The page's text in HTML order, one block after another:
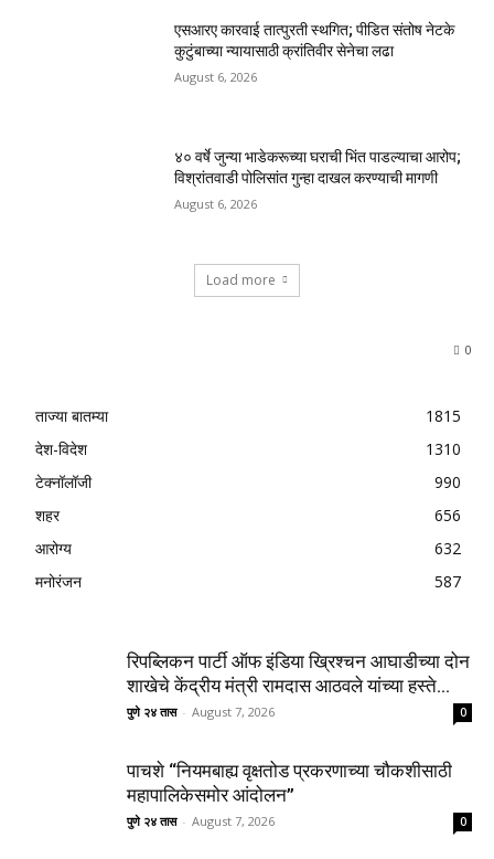
एसआरए कारवाई तात्पुरती स्थगित; पीडित संतोष नेटके
कुटुंबाच्या न्यायासाठी क्रांतिवीर सेनेचा लढा
August 6, 2026
४० वर्षे जुन्या भाडेकरूच्या घराची भिंत पाडल्याचा आरोप;
विश्रांतवाडी पोलिसांत गुन्हा दाखल करण्याची मागणी
August 6, 2026
Load more
0
ताज्या बातम्या
1815
देश-विदेश
1310
टेक्नॉलॉजी
990
शहर
656
आरोग्य
632
मनोरंजन
587
रिपब्लिकन पार्टी ऑफ इंडिया ख्रिश्चन आघाडीच्या दोन
शाखेचे केंद्रीय मंत्री रामदास आठवले यांच्या हस्ते...
पुणे २४ तास - August 7, 2026 0
पाचशे “नियमबाह्य वृक्षतोड प्रकरणाच्या चौकशीसाठी
महापालिकेसमोर आंदोलन”
पुणे २४ तास - August 7, 2026 0